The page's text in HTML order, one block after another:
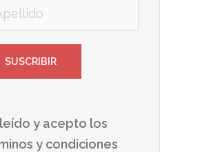
y acepto los
y condiciones